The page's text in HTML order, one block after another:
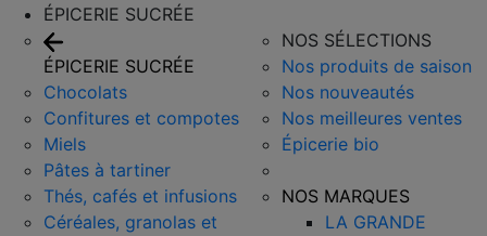
ÉPICERIE SUCRÉE
ÉPICERIE SUCRÉE
Chocolats
Confitures et compotes
Miels
Pâtes à tartiner
Thés, cafés et infusions
Céréales, granolas et
NOS SÉLECTIONS
Nos produits de saison
Nos nouveautés
Nos meilleures ventes
Épicerie bio
NOS MARQUES
LA GRANDE